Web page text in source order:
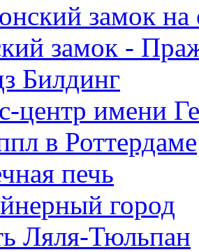
замок на
замок -
Билдинг
центр имени
в Роттердаме
печь
город
Ляля-Тюльпан